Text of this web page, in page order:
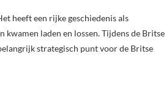
heeft een rijke geschiedenis als
laden en lossen. Tijdens de Britse
strategisch punt voor de Britse